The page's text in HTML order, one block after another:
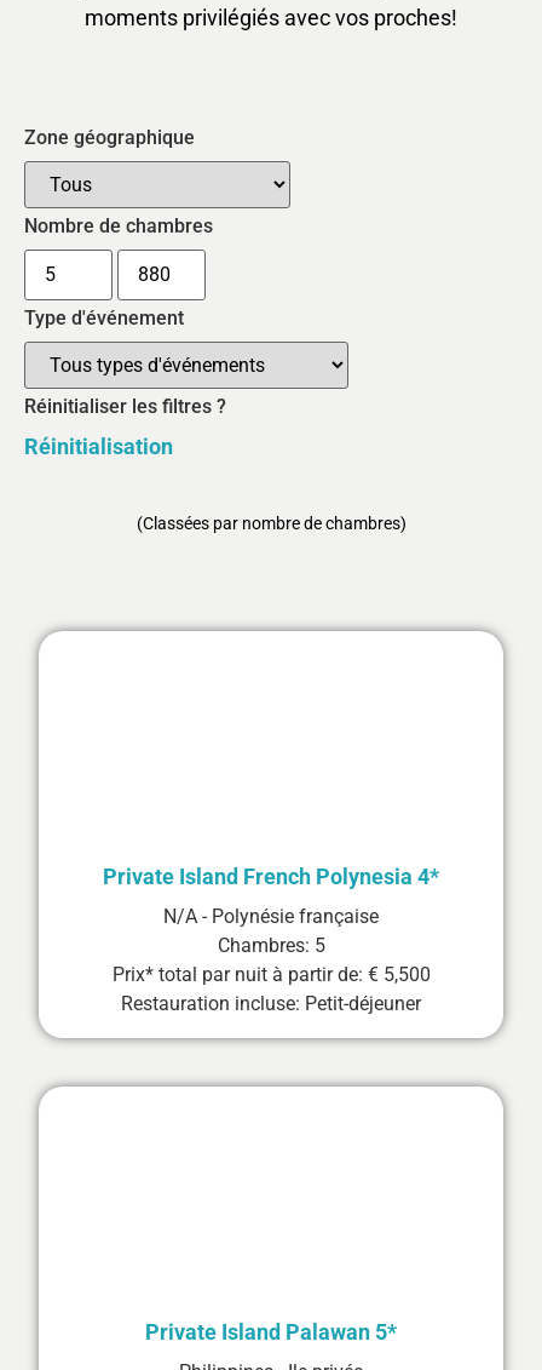
moments privilégiés avec vos proches!
Zone géographique
Nombre de chambres
Type d'événement
Réinitialiser les filtres ?
Réinitialisation
(Classées par nombre de chambres)
Private Island French Polynesia 4*
N/A - Polynésie française
Chambres: 5
Prix* total par nuit à partir de: € 5,500
Restauration incluse: Petit-déjeuner
Private Island Palawan 5*